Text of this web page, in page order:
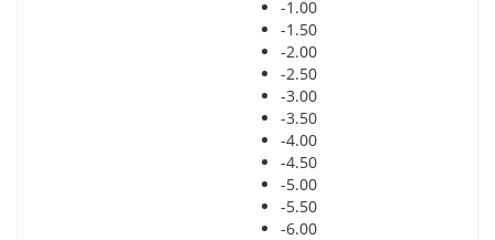
-1.00
-1.50
-2.00
-2.50
-3.00
-3.50
-4.00
-4.50
-5.00
-5.50
-6.00